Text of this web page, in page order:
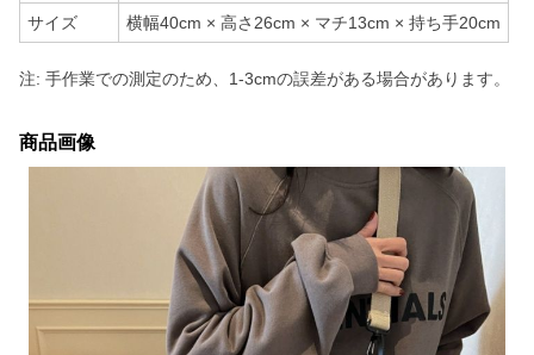
サイズ 横幅40cm × 高さ26cm × マチ13cm × 持ち手20cm
注: 手作業での測定のため、1-3cmの誤差がある場合があります。
商品画像